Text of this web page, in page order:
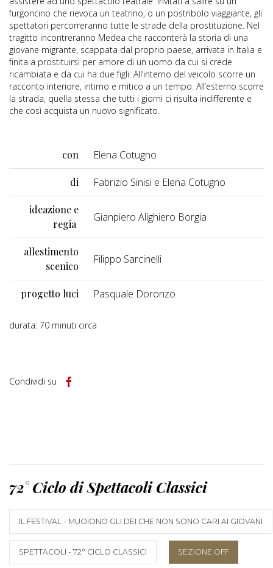
furgoncino che rievoca un teatrino, o un postribolo viaggiante, gli
spettatori percorreranno tutte le strade della prostituzione. Nel
tragitto incontreranno Medea che racconterà la storia di una
giovane migrante, scappata dal proprio paese, arrivata in Italia e
finita a prostituirsi per amore di un uomo da cui si crede
ricambiata e da cui ha due figli. All’interno del veicolo scorre un
racconto interiore, intimo e mitico a un tempo. All’esterno scorre
la strada, quella stessa che tutti i giorni ci risulta indifferente e
che così acquista un nuovo significato.
con Elena Cotugno
di Fabrizio Sinisi e Elena Cotugno
ideazione e
regia
Gianpiero Alighiero Borgia
allestimento
scenico
Filippo Sarcinelli
progetto luci Pasquale Doronzo
durata: 70 minuti circa
Condividi su
72° Ciclo di Spettacoli Classici
IL FESTIVAL - MUOIONO GLI DEI CHE NON SONO CARI AI GIOVANI
SPETTACOLI - 72° CICLO CLASSICI SEZIONE OFF